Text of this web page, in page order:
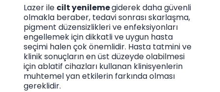
Lazer ile cilt yenilemegiderek daha güvenli
olmakla beraber, tedavi sonrası skarlaşma,
pigment düzensizlikleri ve enfeksiyonları
engellemek için dikkatli ve uygun hasta
seçimi halen çok önemlidir. Hasta tatmini ve
klinik sonuçların en üst düzeyde olabilmesi
için ablatif cihazları kullanan klinisyenlerin
muhtemel yan etkilerin farkında olması
gereklidir.